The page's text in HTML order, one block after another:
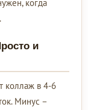
когда
и
коллаж в 4-6
Минус –